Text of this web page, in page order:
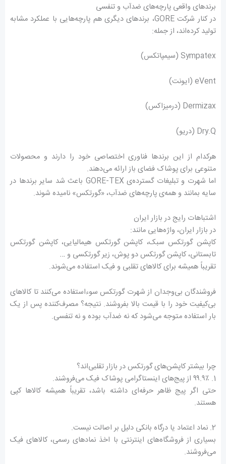
برندهای واقعی پارچه‌های ضدآب و تنفسی
در کنار شرکت GORE، برندهای دیگری هم پارچه‌هایی با عملکرد مشابه
تولید کرده‌اند، از جمله:
Sympatex (سیمپاتکس)
eVent (ایونت)
Dermizax (درمیزاکس)
Dry.Q (دریو)
هرکدام از این برندها فناوری اختصاصی خود را دارند و محصولات
متنوعی برای پوشاک فضای باز ارائه می‌دهند.
اما شهرت و تبلیغات گسترده‌ی GORE-TEX باعث شد سایر برندها در
سایه بمانند و همه‌ی پارچه‌های ضدآب، «گورتکس» نامیده شوند.
اشتباهات رایج در بازار ایران
در بازار ایران، واژه‌هایی مانند:
کاپشن گورتکس سبک، کاپشن گورتکس هیمالیایی، کاپشن گورتکس
تابستانی، کاپشن گورتکس دو پوش، زیر گورتکسی و …
تقریباً همیشه برای کالاهای تقلبی و فیک استفاده می‌شوند.
فروشندگان بی‌وجدان از شهرت گورتکس سوءاستفاده می‌کنند تا کالاهای
بی‌کیفیت خود را با قیمت بالا بفروشند. نتیجه؟ مصرف‌کننده پس از یک
بار استفاده متوجه می‌شود که نه ضدآب بوده و نه تنفسی.
چرا بیشتر کاپشن‌های گورتکس در بازار تقلبی‌اند؟
1. ۹۹.۹٪ از پیج‌های اینستاگرامی پوشاک فیک می‌فروشند.
حتی اگر پیج ظاهر حرفه‌ای داشته باشد، تقریباً همیشه کالاها کپی
هستند.
2. نماد اعتماد یا درگاه بانکی دلیل بر اصالت نیست.
بسیاری از فروشگاه‌های اینترنتی با اخذ نمادهای رسمی، کالاهای فیک
می‌فروشند.